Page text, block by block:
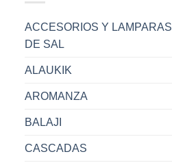
ACCESORIOS Y LAMPARAS
DE SAL
ALAUKIK
AROMANZA
BALAJI
CASCADAS